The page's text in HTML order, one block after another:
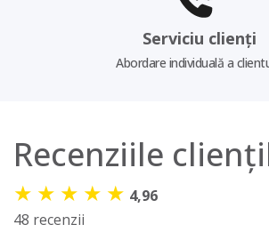
Serviciu clienți
Abordare individuală a
Recenziile
★ ★ ★ ★ ★ 4,96
48 recenzii